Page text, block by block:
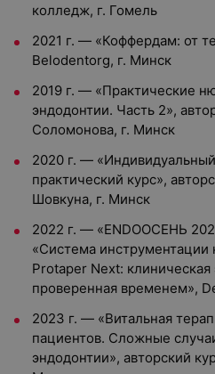
колледж, г. Гомель
2021 г. — «Коффердам: от
Belodentorg, г. Минск
2019 г. — «Практические
эндодонтии. Часть 2»,
Соломонова, г. Минск
2020 г. —
практический курс»,
Шовкуна, г. Минск
2022 г. — «ENDOОСЕНЬ
«Система инструментации
Protaper Next: клиническая
проверенная временем»,
2023 г. — «Витальная
пациентов. Сложные
эндодонтии», авторский